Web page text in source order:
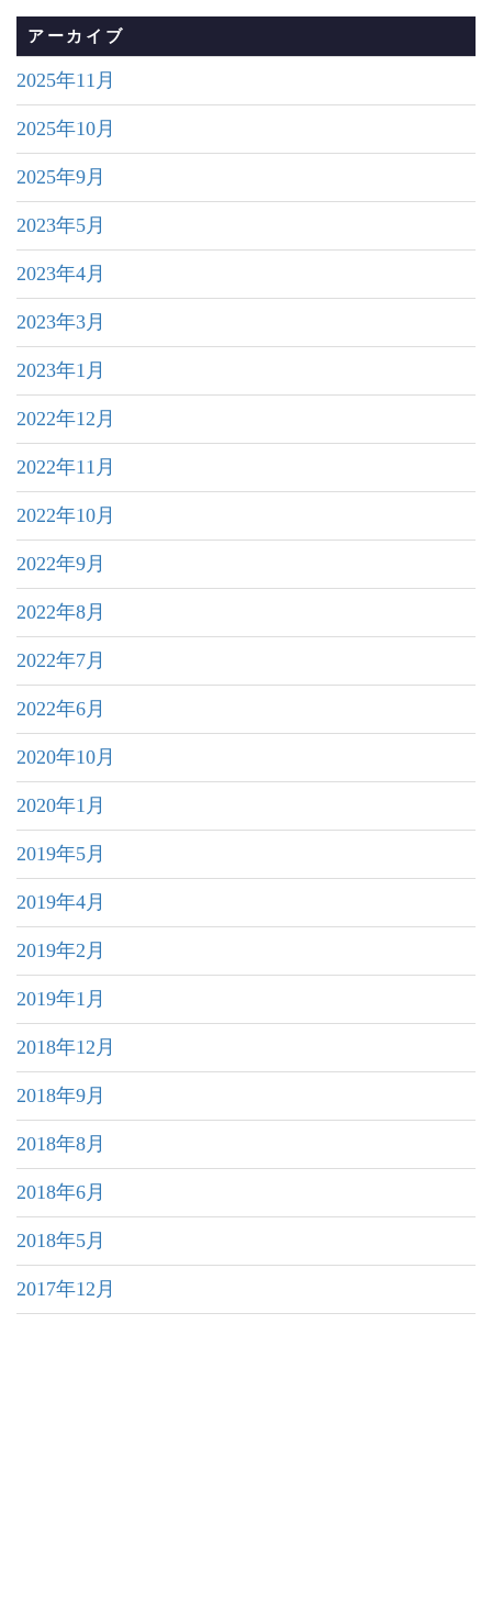
アーカイブ
2025年11月
2025年10月
2025年9月
2023年5月
2023年4月
2023年3月
2023年1月
2022年12月
2022年11月
2022年10月
2022年9月
2022年8月
2022年7月
2022年6月
2020年10月
2020年1月
2019年5月
2019年4月
2019年2月
2019年1月
2018年12月
2018年9月
2018年8月
2018年6月
2018年5月
2017年12月